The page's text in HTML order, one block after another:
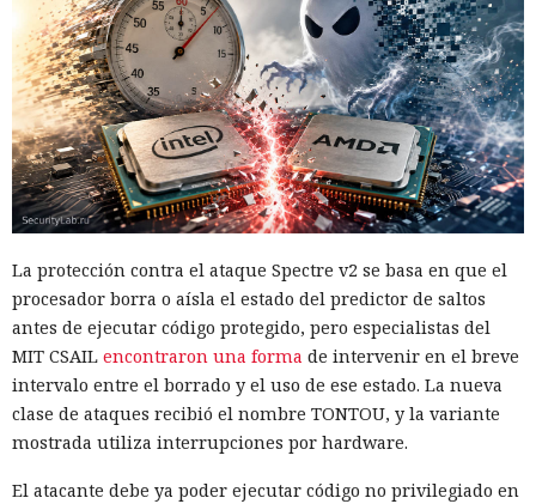
La protección contra el ataque Spectre v2 se basa en que el
procesador borra o aísla el estado del predictor de saltos
antes de ejecutar código protegido, pero especialistas del
MIT CSAIL encontraron una forma de intervenir en el breve
intervalo entre el borrado y el uso de ese estado. La nueva
clase de ataques recibió el nombre TONTOU, y la variante
mostrada utiliza interrupciones por hardware.
El atacante debe ya poder ejecutar código no privilegiado en